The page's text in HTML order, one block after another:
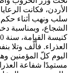
الأردن، فكانت
سلب ونهب أثناء حكم
الشجاع، وبمناسبة
العذراء. فألَّف وتلا
اليوم كلّ المؤمنين
مستمِدًا شفاعة